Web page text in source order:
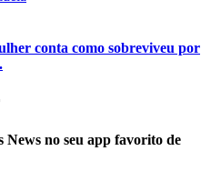
conta como sobreviveu por
News no seu app favorito de